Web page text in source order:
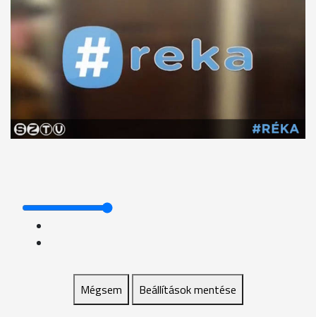
Mégsem Beállítások mentése